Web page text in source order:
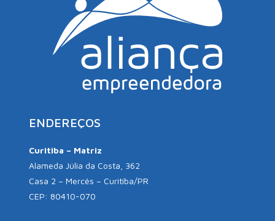
ENDEREÇOS
Curitiba – Matriz
Alameda Júlia da Costa, 362
Casa 2 – Mercês – Curitiba/PR
CEP: 80410-070